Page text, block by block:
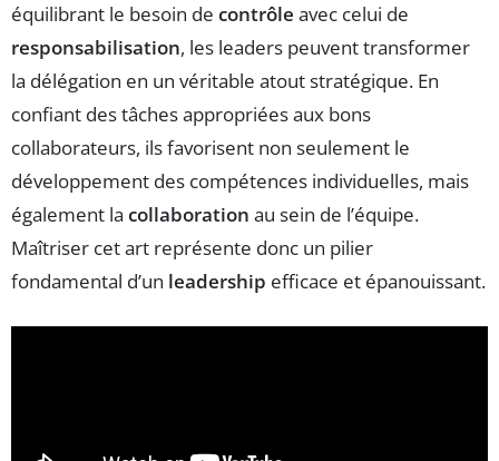
équilibrant le besoin de contrôle avec celui de
responsabilisation, les leaders peuvent transformer
la délégation en un véritable atout stratégique. En
confiant des tâches appropriées aux bons
collaborateurs, ils favorisent non seulement le
développement des compétences individuelles, mais
également la collaboration au sein de l’équipe.
Maîtriser cet art représente donc un pilier
fondamental d’un leadership efficace et épanouissant.